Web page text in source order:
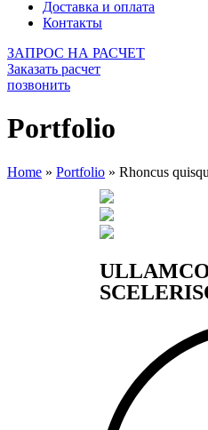
Доставка и оплата
Контакты
ЗАПРОС НА РАСЧЕТ
Заказать расчет
позвонить
Portfolio
Home » Portfolio » Rhoncus